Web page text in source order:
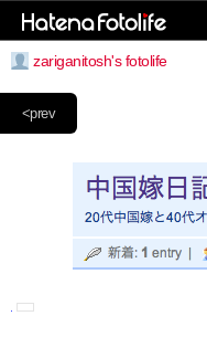
zariganitosh's fotolife
<prev